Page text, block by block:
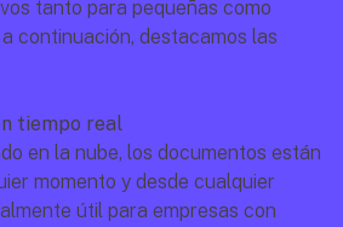
tanto para pequeñas como
continuación, destacamos las
tiempo real
en la nube, los documentos están
momento y desde cualquier
útil para empresas con